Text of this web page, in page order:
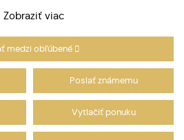
Zobraziť viac
medzi obľúbené
Poslať známemu
Vytlačiť ponuku